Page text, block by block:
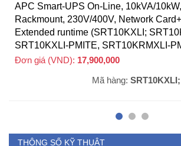
APC Smart-UPS On-Line, 10kVA/
Rackmount, 230V/400V, Network
Extended runtime (SRT10KXLI;
SRT10KXLI-PMITE, SRT10KRMXLI-
Đơn giá (VND): 17,900,000
Mã hàng:
THÔNG SỐ KỸ THUẬT